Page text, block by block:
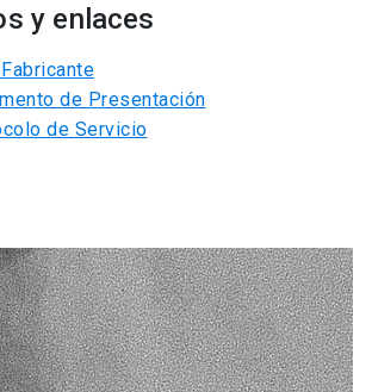
y enlaces
de Presentación
de Servicio